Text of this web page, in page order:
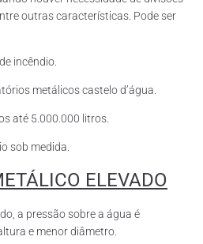
outras características. Pode ser
incêndio.
metálicos castelo d’água.
até 5.000.000 litros.
sob medida.
ELEVADO
a pressão sobre a água é
e menor diâmetro.